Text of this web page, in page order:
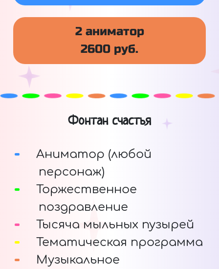
2 аниматор
2600 руб.
Фонтан счастья
Аниматор (любой
персонаж)
Торжественное
поздравление
Тысяча мыльных пузырей
Тематическая программа
Музыкальное